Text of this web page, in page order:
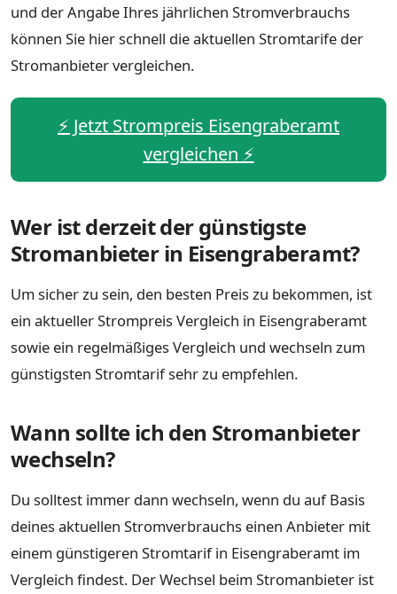
und der Angabe Ihres jährlichen Stromverbrauchs
können Sie hier schnell die aktuellen Stromtarife der
Stromanbieter vergleichen.
⚡️ Jetzt Strompreis Eisengraberamt
vergleichen ⚡️
Wer ist derzeit der günstigste
Stromanbieter in Eisengraberamt?
Um sicher zu sein, den besten Preis zu bekommen, ist
ein aktueller Strompreis Vergleich in Eisengraberamt
sowie ein regelmäßiges Vergleich und wechseln zum
günstigsten Stromtarif sehr zu empfehlen.
Wann sollte ich den Stromanbieter
wechseln?
Du solltest immer dann wechseln, wenn du auf Basis
deines aktuellen Stromverbrauchs einen Anbieter mit
einem günstigeren Stromtarif in Eisengraberamt im
Vergleich findest. Der Wechsel beim Stromanbieter ist